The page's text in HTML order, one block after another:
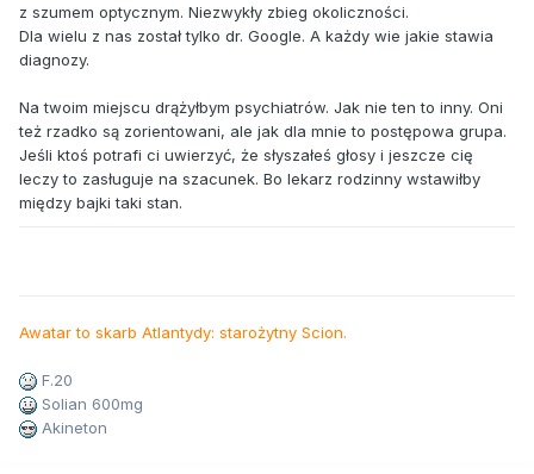
z szumem optycznym. Niezwykły zbieg okoliczności.
Dla wielu z nas został tylko dr. Google. A każdy wie jakie stawia
diagnozy.
Na twoim miejscu drążyłbym psychiatrów. Jak nie ten to inny. Oni
też rzadko są zorientowani, ale jak dla mnie to postępowa grupa.
Jeśli ktoś potrafi ci uwierzyć, że słyszałeś głosy i jeszcze cię
leczy to zasługuje na szacunek. Bo lekarz rodzinny wstawiłby
między bajki taki stan.
Awatar to skarb Atlantydy: starożytny Scion.
F.20
Solian 600mg
Akineton